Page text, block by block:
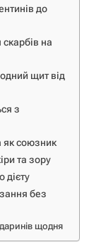
до
на
щит від
з
як союзник
та зору
дієту
без
щодня